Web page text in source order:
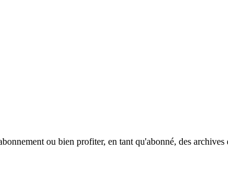
ou bien profiter, en tant qu'abonné, des